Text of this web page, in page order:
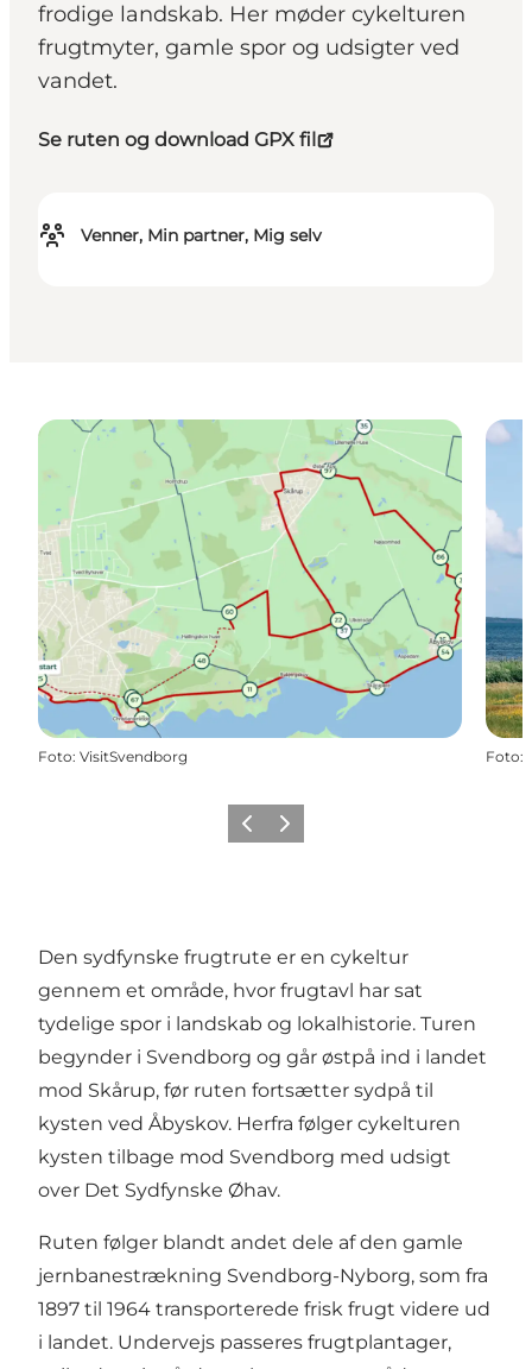
frodige landskab. Her møder cykelturen
frugtmyter, gamle spor og udsigter ved
vandet.
Se ruten og download GPX fil
Venner, Min partner, Mig selv
Foto: VisitSvendborg Foto:
ForrigeNæste
Den sydfynske frugtrute er en cykeltur
gennem et område, hvor frugtavl har sat
tydelige spor i landskab og lokalhistorie. Turen
begynder i Svendborg og går østpå ind i landet
mod Skårup, før ruten fortsætter sydpå til
kysten ved Åbyskov. Herfra følger cykelturen
kysten tilbage mod Svendborg med udsigt
over Det Sydfynske Øhav.
Ruten følger blandt andet dele af den gamle
jernbanestrækning Svendborg-Nyborg, som fra
1897 til 1964 transporterede frisk frugt videre ud
i landet. Undervejs passeres frugtplantager,